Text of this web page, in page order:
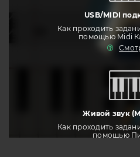
USB/MIDI
Как проходить
помощью Midi
Живой звук
Как проходить
помощью